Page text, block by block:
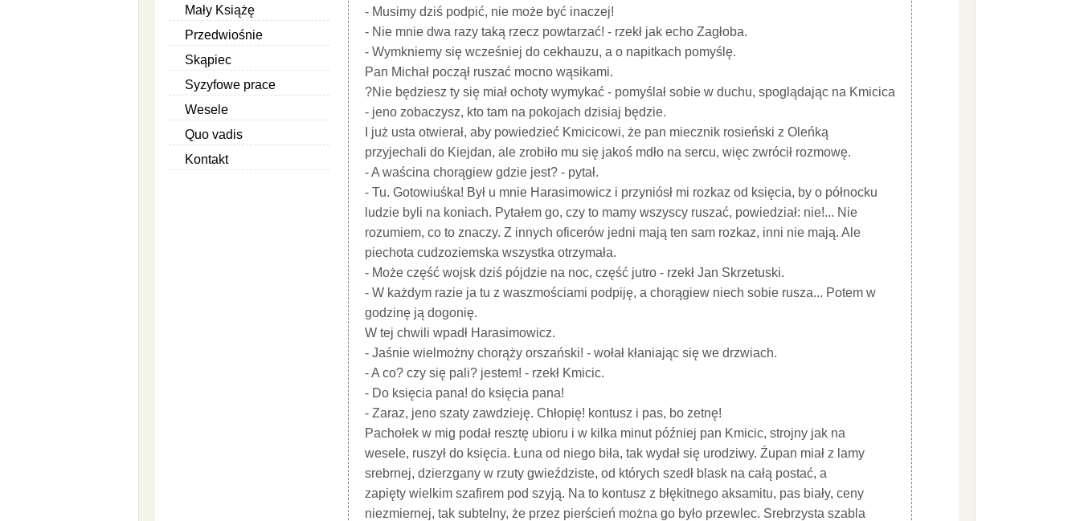
Mały Książę
Przedwiośnie
Skąpiec
Syzyfowe prace
Wesele
Quo vadis
Kontakt
- Musimy dziś podpić, nie może być inaczej!
- Nie mnie dwa razy taką rzecz powtarzać! - rzekł jak echo Zagłoba.
- Wymkniemy się wcześniej do cekhauzu, a o napitkach pomyślę.
Pan Michał począł ruszać mocno wąsikami.
?Nie będziesz ty się miał ochoty wymykać - pomyślał sobie w duchu, spoglądając na Kmicica
- jeno zobaczysz, kto tam na pokojach dzisiaj będzie.
I już usta otwierał, aby powiedzieć Kmicicowi, że pan miecznik rosieński z Oleńką
przyjechali do Kiejdan, ale zrobiło mu się jakoś mdło na sercu, więc zwrócił rozmowę.
- A waścina chorągiew gdzie jest? - pytał.
- Tu. Gotowiuśka! Był u mnie Harasimowicz i przyniósł mi rozkaz od księcia, by o północku
ludzie byli na koniach. Pytałem go, czy to mamy wszyscy ruszać, powiedział: nie!... Nie
rozumiem, co to znaczy. Z innych oficerów jedni mają ten sam rozkaz, inni nie mają. Ale
piechota cudzoziemska wszystka otrzymała.
- Może część wojsk dziś pójdzie na noc, część jutro - rzekł Jan Skrzetuski.
- W każdym razie ja tu z waszmościami podpiję, a chorągiew niech sobie rusza... Potem w
godzinę ją dogonię.
W tej chwili wpadł Harasimowicz.
- Jaśnie wielmożny chorąży orszański! - wołał kłaniając się we drzwiach.
- A co? czy się pali? jestem! - rzekł Kmicic.
- Do księcia pana! do księcia pana!
- Zaraz, jeno szaty zawdzieję. Chłopię! kontusz i pas, bo zetnę!
Pachołek w mig podał resztę ubioru i w kilka minut później pan Kmicic, strojny jak na
wesele, ruszył do księcia. Łuna od niego biła, tak wydał się urodziwy. Źupan miał z lamy
srebrnej, dzierzgany w rzuty gwieździste, od których szedł blask na całą postać, a
zapięty wielkim szafirem pod szyją. Na to kontusz z błękitnego aksamitu, pas biały, ceny
niezmiernej, tak subtelny, że przez pierścień można go było przewlec. Srebrzysta szabla